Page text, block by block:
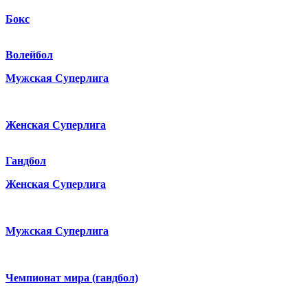
Бокс
Волейбол
Мужская Суперлига
Женская Суперлига
Гандбол
Женская Суперлига
Мужская Суперлига
Чемпионат мира (гандбол)